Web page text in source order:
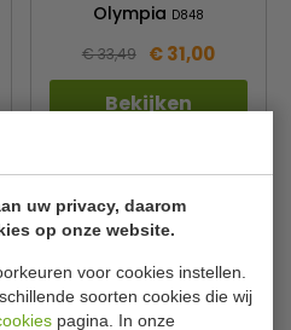
uw privacy, daarom
op onze website.
voor cookies instellen.
soorten cookies die wij
pagina. In onze
Olympia D848
€ 33,49 € 31,00
Bekijken